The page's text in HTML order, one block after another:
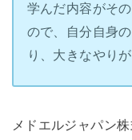
学んだ内容がそ
ので、自分自身
り、大きなやり
メドエルジャパン